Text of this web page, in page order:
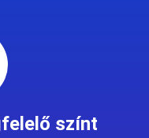
színt